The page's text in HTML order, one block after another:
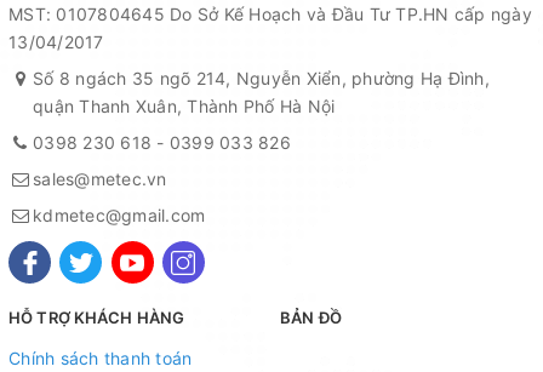
MST: 0107804645 Do Sở Kế Hoạch và Đầu Tư TP.HN cấp ngày
13/04/2017
Số 8 ngách 35 ngõ 214, Nguyễn Xiển, phường Hạ Đình,
quận Thanh Xuân, Thành Phố Hà Nội
0398 230 618 - 0399 033 826
sales@metec.vn
kdmetec@gmail.com
HỖ TRỢ KHÁCH HÀNG
Chính sách thanh toán
BẢN ĐỒ